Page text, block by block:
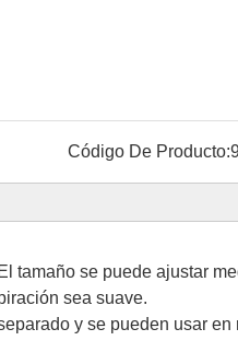
Código De Producto:
tamaño se puede ajustar
sea suave.
y se pueden usar en